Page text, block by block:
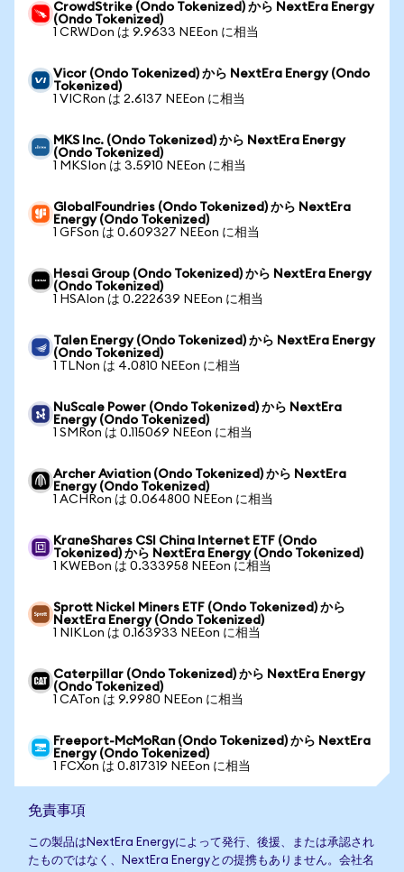
CrowdStrike (Ondo Tokenized) から NextEra Energy
(Ondo Tokenized)
1 CRWDon は 9.9633 NEEon に相当
Vicor (Ondo Tokenized) から NextEra Energy (Ondo
Tokenized)
1 VICRon は 2.6137 NEEon に相当
MKS Inc. (Ondo Tokenized) から NextEra Energy
(Ondo Tokenized)
1 MKSIon は 3.5910 NEEon に相当
GlobalFoundries (Ondo Tokenized) から NextEra
Energy (Ondo Tokenized)
1 GFSon は 0.609327 NEEon に相当
Hesai Group (Ondo Tokenized) から NextEra Energy
(Ondo Tokenized)
1 HSAIon は 0.222639 NEEon に相当
Talen Energy (Ondo Tokenized) から NextEra Energy
(Ondo Tokenized)
1 TLNon は 4.0810 NEEon に相当
NuScale Power (Ondo Tokenized) から NextEra
Energy (Ondo Tokenized)
1 SMRon は 0.115069 NEEon に相当
Archer Aviation (Ondo Tokenized) から NextEra
Energy (Ondo Tokenized)
1 ACHRon は 0.064800 NEEon に相当
KraneShares CSI China Internet ETF (Ondo
Tokenized) から NextEra Energy (Ondo Tokenized)
1 KWEBon は 0.333958 NEEon に相当
Sprott Nickel Miners ETF (Ondo Tokenized) から
NextEra Energy (Ondo Tokenized)
1 NIKLon は 0.163933 NEEon に相当
Caterpillar (Ondo Tokenized) から NextEra Energy
(Ondo Tokenized)
1 CATon は 9.9980 NEEon に相当
Freeport-McMoRan (Ondo Tokenized) から NextEra
Energy (Ondo Tokenized)
1 FCXon は 0.817319 NEEon に相当
免責事項
この製品はNextEra Energyによって発行、後援、または承認され
たものではなく、NextEra Energyとの提携もありません。会社名